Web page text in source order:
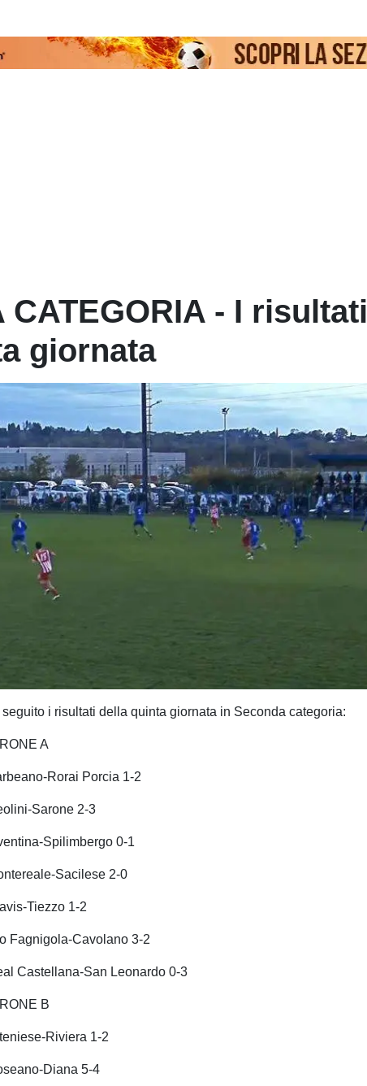
CATEGORIA - I risultati
giornata
seguito i risultati della quinta giornata in Seconda categoria:
A
Rorai Porcia 1-2
Sarone 2-3
Spilimbergo 0-1
Sacilese 2-0
Tiezzo 1-2
Fagnigola-Cavolano 3-2
Castellana-San Leonardo 0-3
B
Riviera 1-2
Diana 5-4